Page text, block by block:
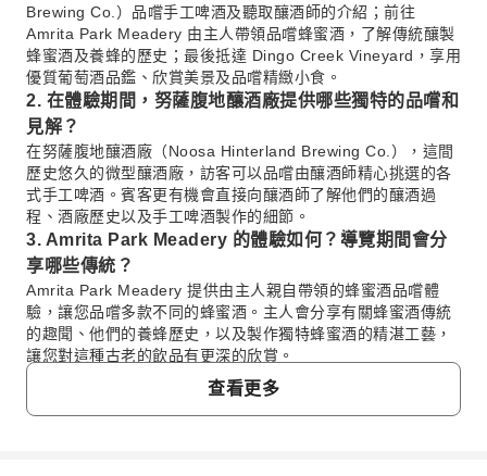
Brewing Co.）品嚐手工啤酒及聽取釀酒師的介紹；前往
Amrita Park Meadery 由主人帶領品嚐蜂蜜酒，了解傳統釀製
蜂蜜酒及養蜂的歷史；最後抵達 Dingo Creek Vineyard，享用
優質葡萄酒品鑑、欣賞美景及品嚐精緻小食。
2. 在體驗期間，努薩腹地釀酒廠提供哪些獨特的品嚐和
見解？
在努薩腹地釀酒廠（Noosa Hinterland Brewing Co.），這間
歷史悠久的微型釀酒廠，訪客可以品嚐由釀酒師精心挑選的各
式手工啤酒。賓客更有機會直接向釀酒師了解他們的釀酒過
程、酒廠歷史以及手工啤酒製作的細節。
3. Amrita Park Meadery 的體驗如何？導覽期間會分
享哪些傳統？
Amrita Park Meadery 提供由主人親自帶領的蜂蜜酒品嚐體
驗，讓您品嚐多款不同的蜂蜜酒。主人會分享有關蜂蜜酒傳統
的趣聞、他們的養蜂歷史，以及製作獨特蜂蜜酒的精湛工藝，
讓您對這種古老的飲品有更深的欣賞。
4. 作為努薩腹地體驗的一部分，賓客可在 Dingo
Creek Vineyard 享受什麼？
查看更多